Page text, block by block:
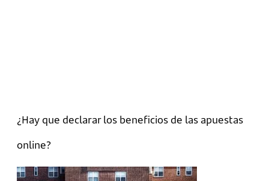
¿Hay que declarar los beneficios de las apuestas
online?